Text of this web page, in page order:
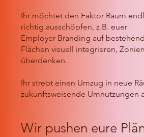
Ihr möchtet den Faktor Raum
richtig ausschöpfen, z.B. euer
Employer Branding auf
Flächen visuell integrieren,
überdenken.
Ihr strebt einen Umzug in neue
zukunftsweisende Umnutzungen
Wir pushen eure